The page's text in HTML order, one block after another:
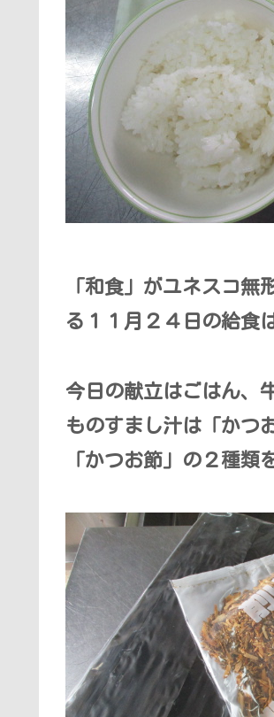
「和食」がユネスコ
る１１月２４日の給食
今日の献立はごはん、
ものすまし汁は「かつ
「かつお節」の２種類